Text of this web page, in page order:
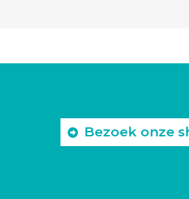
Bezoek onze